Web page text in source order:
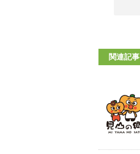
関連記事